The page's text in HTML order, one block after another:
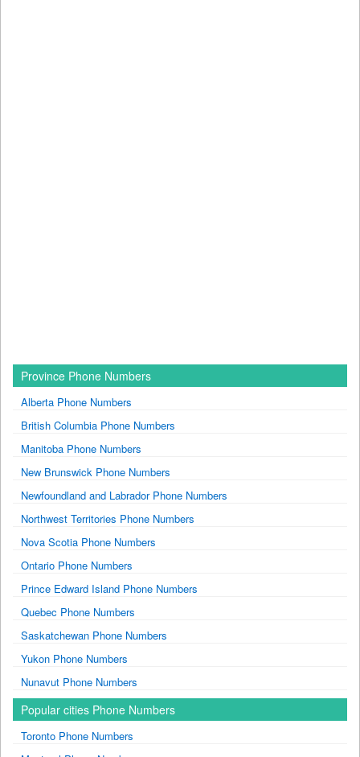
Province Phone Numbers
Alberta Phone Numbers
British Columbia Phone Numbers
Manitoba Phone Numbers
New Brunswick Phone Numbers
Newfoundland and Labrador Phone Numbers
Northwest Territories Phone Numbers
Nova Scotia Phone Numbers
Ontario Phone Numbers
Prince Edward Island Phone Numbers
Quebec Phone Numbers
Saskatchewan Phone Numbers
Yukon Phone Numbers
Nunavut Phone Numbers
Popular cities Phone Numbers
Toronto Phone Numbers